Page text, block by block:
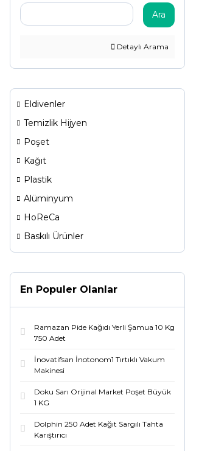
Ara
Detaylı Arama
Eldivenler
Temizlik Hijyen
Poşet
Kağıt
Plastik
Alüminyum
HoReCa
Baskılı Ürünler
En Populer Olanlar
Ramazan Pide Kağıdı Yerli Şamua 10 Kg
750 Adet
İnovatifsan İnotonom1 Tırtıklı Vakum
Makinesi
Doku Sarı Orijinal Market Poşet Büyük
1 KG
Dolphin 250 Adet Kağıt Sargılı Tahta
Karıştırıcı